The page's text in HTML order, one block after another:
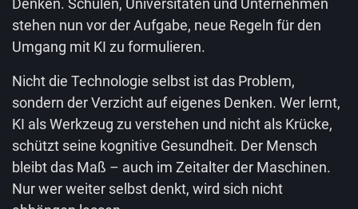
Denken. Schulen, Universitäten und Unternehmen
stehen nun vor der Aufgabe, neue Regeln für den
Umgang mit KI zu formulieren.
Nicht die Technologie selbst ist das Problem,
sondern der Verzicht auf eigenes Denken. Wer lernt,
KI als Werkzeug zu verstehen und nicht als Krücke,
schützt seine kognitive Gesundheit. Der Mensch
bleibt das Maß – auch im Zeitalter der Maschinen.
Nur wer weiter selbst denkt, wird sich nicht